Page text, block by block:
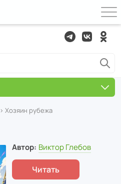
› Хозяин рубежа
Автор: Виктор Глебов
Читать